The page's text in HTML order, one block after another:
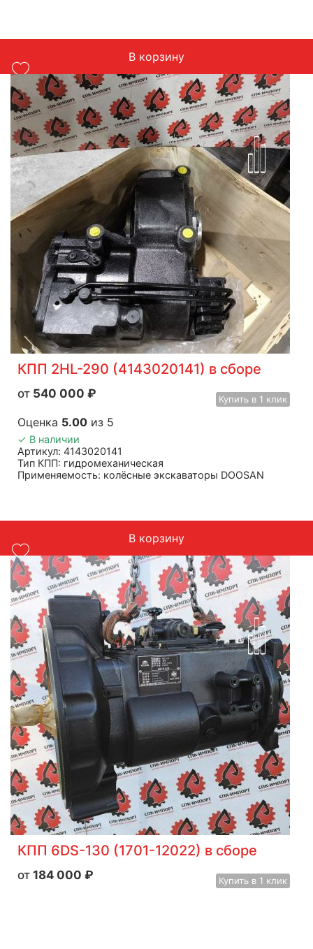
В корзину
КПП 2HL-290 (4143020141) в сборе
540 000 ₽ Купить в 1 клик
Оценка 5.00 из 5
✓ В наличии
Артикул: 4143020141
Тип КПП: гидромеханическая
Применяемость: колёсные экскаваторы DOOSAN
В корзину
КПП 6DS-130 (1701-12022) в сборе
184 000 ₽ Купить в 1 клик